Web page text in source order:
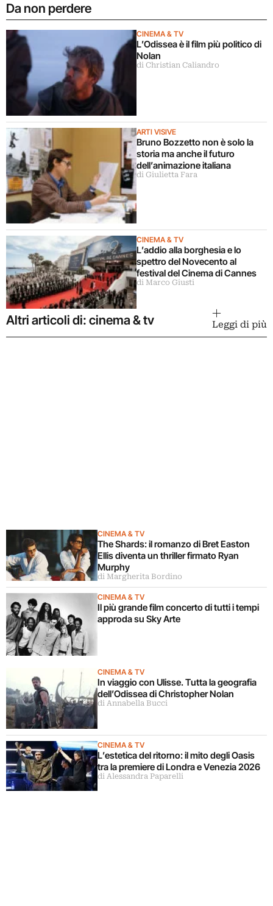
Da non perdere
CINEMA & TV
L’Odissea è il film più politico di
Nolan
di Christian Caliandro
ARTI VISIVE
Bruno Bozzetto non è solo la
storia ma anche il futuro
dell’animazione italiana
di Giulietta Fara
CINEMA & TV
L’addio alla borghesia e lo
spettro del Novecento al
festival del Cinema di Cannes
di Marco Giusti
Altri articoli di: cinema & tv Leggi di più
CINEMA & TV
The Shards: il romanzo di Bret Easton
Ellis diventa un thriller firmato Ryan
Murphy
di Margherita Bordino
CINEMA & TV
Il più grande film concerto di tutti i tempi
approda su Sky Arte
CINEMA & TV
In viaggio con Ulisse. Tutta la geografia
dell’Odissea di Christopher Nolan
di Annabella Bucci
CINEMA & TV
L’estetica del ritorno: il mito degli Oasis
tra la premiere di Londra e Venezia 2026
di Alessandra Paparelli